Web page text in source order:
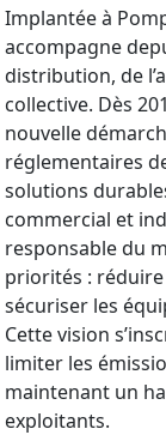
Implantée à
accompagne
distribution, de
collective. Dès
nouvelle
réglementaires
solutions
commercial et
responsable du
priorités :
sécuriser les
Cette vision
limiter les
maintenant un
exploitants.